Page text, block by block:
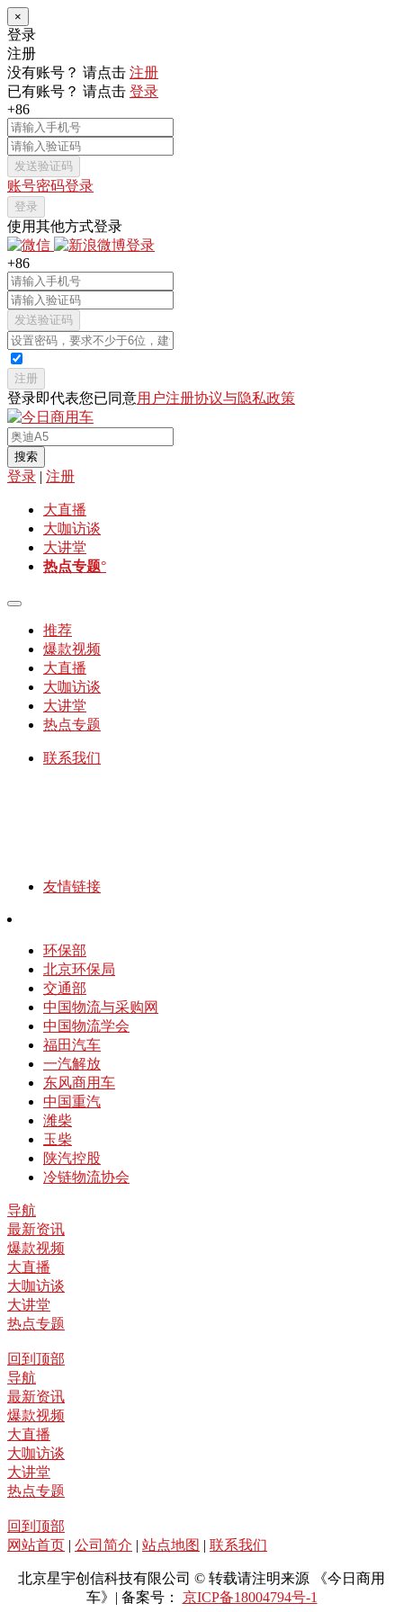
×
登录
注册
没有账号？ 请点击 注册
已有账号？ 请点击 登录
+86
发送验证码
账号密码登录
登录
使用其他方式登录
+86
发送验证码
注册
登录即代表您已同意用户注册协议与隐私政策
搜索
登录 | 注册
大直播
大咖访谈
大讲堂
热点专题°
推荐
爆款视频
大直播
大咖访谈
大讲堂
热点专题
联系我们
友情链接
环保部
北京环保局
交通部
中国物流与采购网
中国物流学会
福田汽车
一汽解放
东风商用车
中国重汽
潍柴
玉柴
陕汽控股
冷链物流协会
导航
最新资讯
爆款视频
大直播
大咖访谈
大讲堂
热点专题
回到顶部
导航
最新资讯
爆款视频
大直播
大咖访谈
大讲堂
热点专题
回到顶部
网站首页 | 公司简介 | 站点地图 | 联系我们
北京星宇创信科技有限公司 © 转载请注明来源 《今日商用
车》| 备案号： 京ICP备18004794号-1